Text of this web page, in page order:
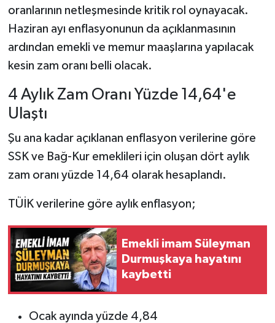
oranlarının netleşmesinde kritik rol oynayacak.
Haziran ayı enflasyonunun da açıklanmasının
ardından emekli ve memur maaşlarına yapılacak
kesin zam oranı belli olacak.
4 Aylık Zam Oranı Yüzde 14,64'e
Ulaştı
Şu ana kadar açıklanan enflasyon verilerine göre
SSK ve Bağ-Kur emeklileri için oluşan dört aylık
zam oranı yüzde 14,64 olarak hesaplandı.
TÜİK verilerine göre aylık enflasyon;
Emekli imam Süleyman
Durmuşkaya hayatını
kaybetti
Ocak ayında yüzde 4,84